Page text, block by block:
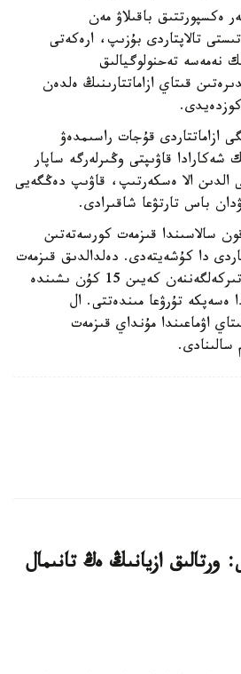
ەكسپورتتىق باقىلاۋ مەن
تالاپتاردى بۇزىپ، ارەكەتى
نەمەسە تەحنولوگيالىق
قىتاي ازاماتتارىنىڭ ەلدەن
ازاماتتاردى قۇجات راسىمدەۋ
شەكارادا قاۋىپتى وڭىرلەرگە ساپار
الدىن الا ەسكەرتىپ، قاۋىپ دەڭگەيى
باس تارتۋعا شاقىرادى.
سالاسىندا قىزمەت كورسەتەتىن
دا كۇشەيتەدى. دەلدالدىق قىزمەت
كورسەتەتىن اگەنتتىكتەر تىركەلگەننەن كەيىن 15 كۇن ىشىندە
ەسەپكە تۇرۋعا مىندەتتى. ال
اۋماعىندا مۇنداي قىزمەت
سالىنادى.
ورتالىق ازيانىڭ ەڭ تانىمال